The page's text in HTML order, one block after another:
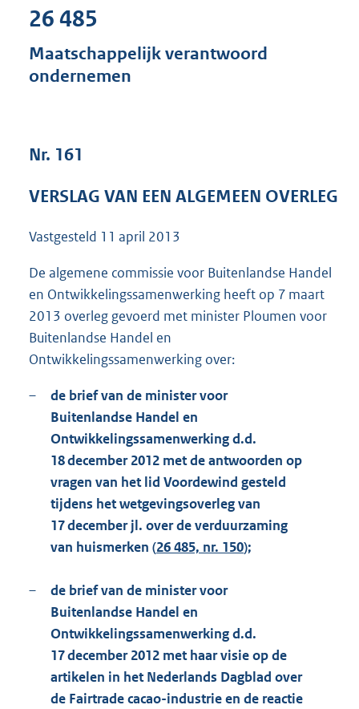
d
s
:
K
b
26 485
Maatschappelijk verantwoord
ondernemen
Nr. 161
VERSLAG VAN EEN ALGEMEEN OVERLEG
Vastgesteld 11 april 2013
De algemene commissie voor Buitenlandse Handel
en Ontwikkelingssamenwerking heeft op 7 maart
2013 overleg gevoerd met minister Ploumen voor
Buitenlandse Handel en
Ontwikkelingssamenwerking over:
–
de brief van de minister voor
Buitenlandse Handel en
Ontwikkelingssamenwerking d.d.
18 december 2012 met de antwoorden op
vragen van het lid Voordewind gesteld
tijdens het wetgevingsoverleg van
17 december jl. over de verduurzaming
van huismerken (26 485, nr. 150);
–
de brief van de minister voor
Buitenlandse Handel en
Ontwikkelingssamenwerking d.d.
17 december 2012 met haar visie op de
artikelen in het Nederlands Dagblad over
de Fairtrade cacao-industrie en de reactie